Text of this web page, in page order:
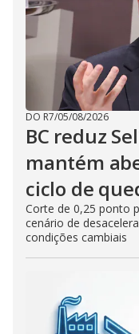
DO R7/05/08/2026
BC reduz
mantém
ciclo de
Corte de 0,25 ponto
cenário de
condições cambiais